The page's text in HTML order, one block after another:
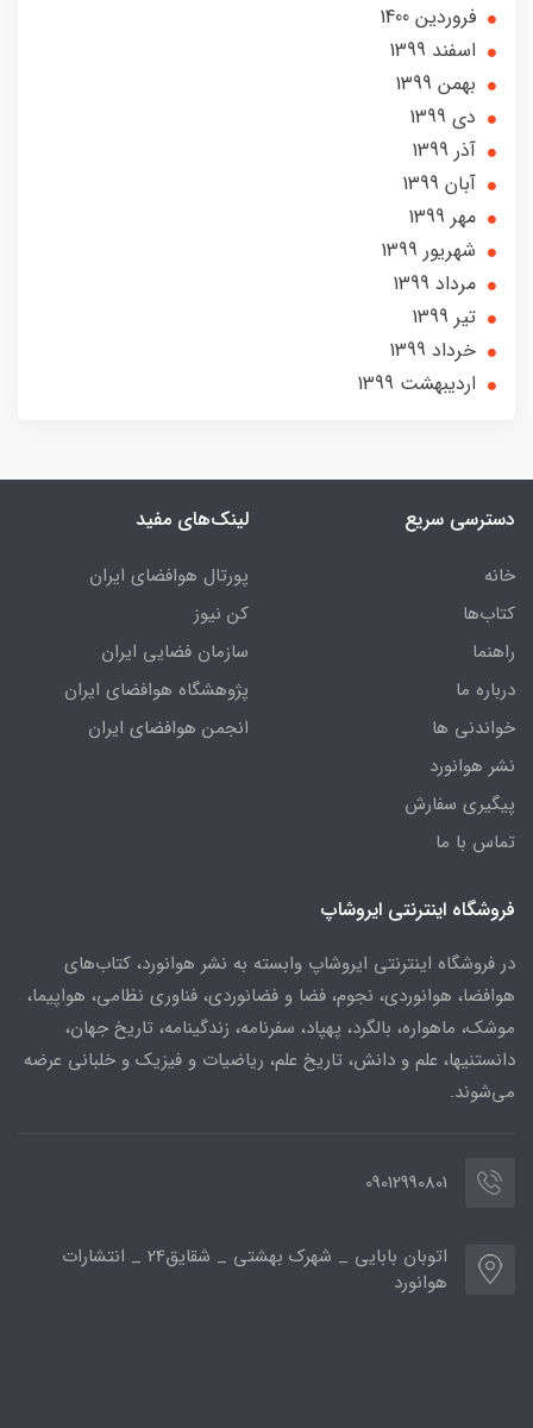
فروردین 1400
اسفند 1399
بهمن 1399
دی 1399
آذر 1399
آبان 1399
مهر 1399
شهریور 1399
مرداد 1399
تير 1399
خرداد 1399
ارديبهشت 1399
دسترسی سریع
خانه
کتاب‌ها
راهنما
درباره ما
خواندنی ها
نشر هوانورد
پیگیری سفارش
تماس با ما
لینک‌های مفید
پورتال هوافضای ایران
کن نیوز
سازمان فضایی ایران
پژوهشگاه هوافضای ایران
انجمن هوافضای ایران
فروشگاه اینترنتی ایروشاپ
در فروشگاه اینترنتی ایروشاپ وابسته به نشر هوانورد، کتاب‌های
هوافضا، هوانوردی، نجوم، فضا و فضانوردی، فناوری نظامی، هواپیما،
موشک، ماهواره، بالگرد، پهپاد، سفرنامه، زندگینامه، تاریخ جهان،
دانستنیها، علم و دانش، تاریخ علم، ریاضیات و فیزیک و خلبانی عرضه
می‌شوند.
09012990801
اتوبان بابایی _ شهرک بهشتی _ شقایق24 _ انتشارات
هوانورد